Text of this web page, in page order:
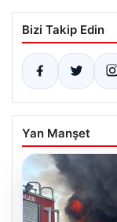
Bizi Takip Edin
Yan Manşet